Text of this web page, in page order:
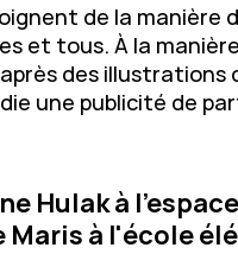
de la manière
et tous. À la
des illustrations
une publicité de
Hulak à
à l'école